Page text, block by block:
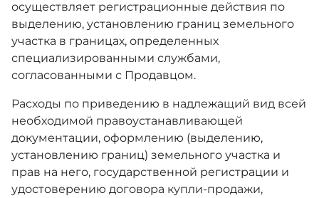
осуществляет регистрационные действия по
выделению, установлению границ земельного
участка в границах, определенных
специализированными службами,
согласованными с Продавцом.
Расходы по приведению в надлежащий вид всей
необходимой правоустанавливающей
документации, оформлению (выделению,
установлению границ) земельного участка и
прав на него, государственной регистрации и
удостоверению договора купли-продажи,